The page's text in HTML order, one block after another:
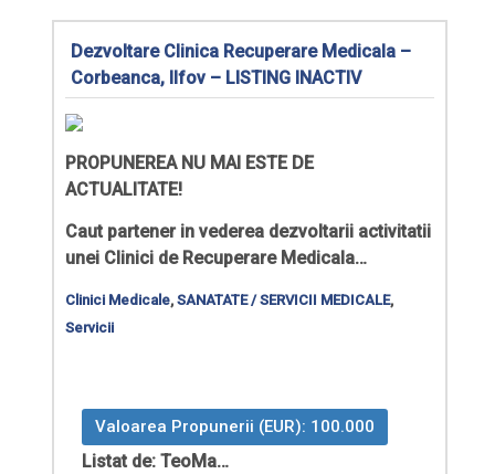
Dezvoltare Clinica Recuperare Medicala –
Corbeanca, Ilfov – LISTING INACTIV
PROPUNEREA NU MAI ESTE DE
ACTUALITATE!
Caut partener in vederea dezvoltarii activitatii
unei Clinici de Recuperare Medicala…
Clinici Medicale, SANATATE / SERVICII MEDICALE,
Servicii
Valoarea Propunerii (EUR): 100.000
Listat de: TeoMa…